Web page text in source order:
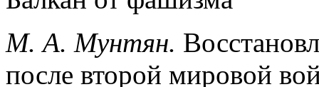
М. А. Мунтян.
после второй мировой